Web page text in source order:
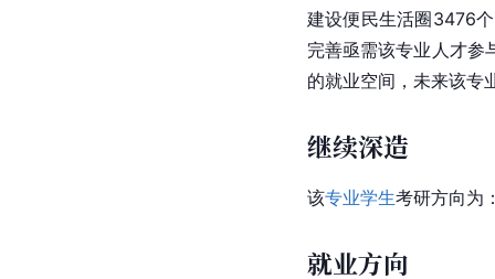
建设便民生活圈3476
完善亟需该专业人才参
的就业空间，未来该专
继续深造
该专业学生考研方向为
就业方向